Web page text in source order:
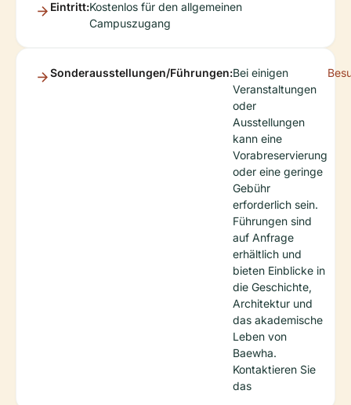
Eintritt:Kostenlos für den allgemeinen
Campuszugang
Sonderausstellungen/Führungen:Bei einigen
Veranstaltungen
oder
Ausstellungen
kann eine
Vorabreservierung
oder eine geringe
Gebühr
erforderlich sein.
Führungen sind
auf Anfrage
erhältlich und
bieten Einblicke in
die Geschichte,
Architektur und
das akademische
Leben von
Baewha.
Kontaktieren Sie
das